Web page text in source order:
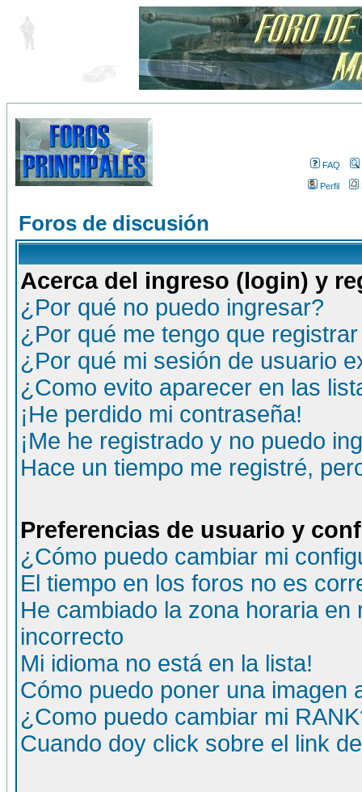
FAQ
Perfil
Foros de discusión
Acerca del ingreso (login) y
¿Por qué no puedo ingresar?
¿Por qué me tengo que
¿Por qué mi sesión de usuario
¿Como evito aparecer en las
¡He perdido mi contraseña!
¡Me he registrado y no puedo
Hace un tiempo me registré,
Preferencias de usuario y
¿Cómo puedo cambiar mi
El tiempo en los foros no es
He cambiado la zona horaria
incorrecto
Mi idioma no está en la lista!
Cómo puedo poner una imagen
¿Como puedo cambiar mi
Cuando doy click sobre el link